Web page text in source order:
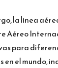
la línea
Aéreo
para
en el mundo,